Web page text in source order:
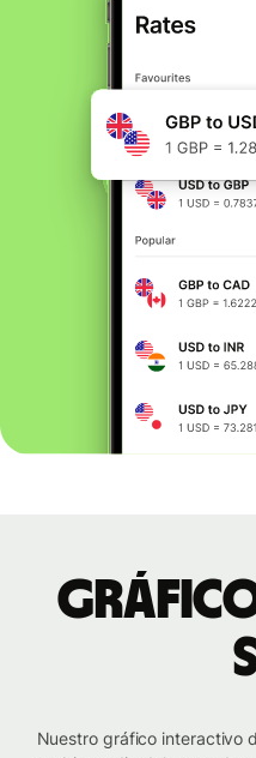
Gráfico
Nuestro gráfico interactivo